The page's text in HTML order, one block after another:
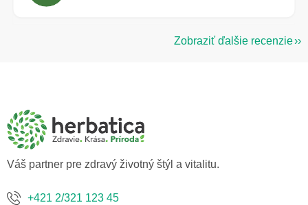
Zobraziť ďalšie recenzie
Váš partner pre zdravý životný štýl a vitalitu.
+421 2/321 123 45